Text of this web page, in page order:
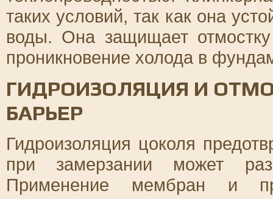
таких условий, так как она
воды. Она защищает
проникновение холода в
ГИДРОИЗОЛЯЦИЯ И
БАРЬЕР
Гидроизоляция цоколя
при замерзании может
Применение мембран и